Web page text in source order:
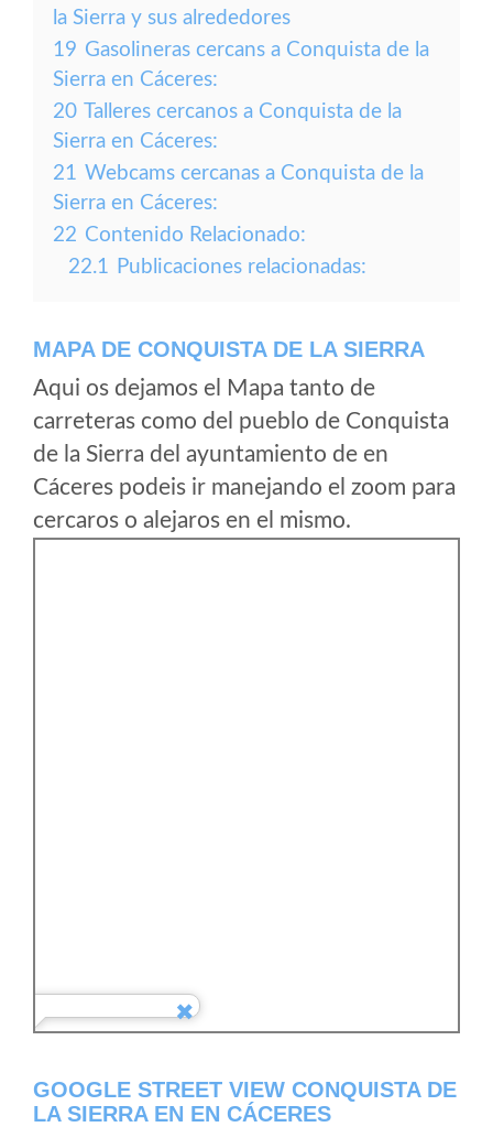
la Sierra y sus alrededores
19 Gasolineras cercans a Conquista de la
Sierra en Cáceres:
20 Talleres cercanos a Conquista de la
Sierra en Cáceres:
21 Webcams cercanas a Conquista de la
Sierra en Cáceres:
22 Contenido Relacionado:
22.1 Publicaciones relacionadas:
MAPA DE CONQUISTA DE LA SIERRA
Aqui os dejamos el Mapa tanto de
carreteras como del pueblo de Conquista
de la Sierra del ayuntamiento de en
Cáceres podeis ir manejando el zoom para
cercaros o alejaros en el mismo.
GOOGLE STREET VIEW CONQUISTA DE
LA SIERRA EN EN CÁCERES